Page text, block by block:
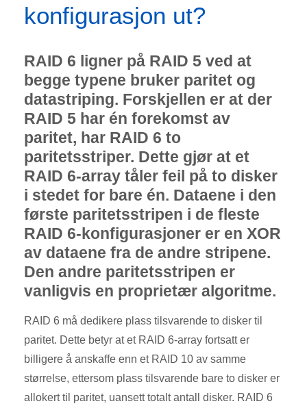
konfigurasjon ut?
RAID 6 ligner på RAID 5 ved at
begge typene bruker paritet og
datastriping. Forskjellen er at der
RAID 5 har én forekomst av
paritet, har RAID 6 to
paritetsstriper. Dette gjør at et
RAID 6-array tåler feil på to disker
i stedet for bare én. Dataene i den
første paritetsstripen i de fleste
RAID 6-konfigurasjoner er en XOR
av dataene fra de andre stripene.
Den andre paritetsstripen er
vanligvis en proprietær algoritme.
RAID 6 må dedikere plass tilsvarende to disker til
paritet. Dette betyr at et RAID 6-array fortsatt er
billigere å anskaffe enn et RAID 10 av samme
størrelse, ettersom plass tilsvarende bare to disker er
allokert til paritet, uansett totalt antall disker. RAID 6